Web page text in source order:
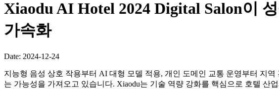
Xiaodu AI Hotel 2024 Digital Salon이
가속화
Date: 2024-12-24
지능형 음성 상호 작용부터 AI 대형 모델 적용, 개인 도메인 교통 운영부터 지
는 가능성을 가져오고 있습니다. Xiaodu는 기술 역량 강화를 핵심으로 호텔